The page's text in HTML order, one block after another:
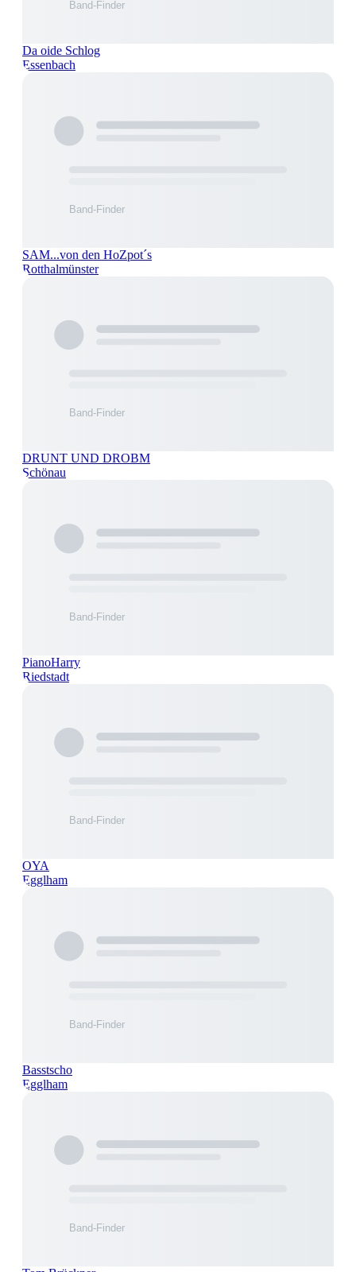
Da oide Schlog
Essenbach
SAM...von den HoZpot´s
Rotthalmünster
DRUNT UND DROBM
Schönau
PianoHarry
Riedstadt
OYA
Egglham
Basstscho
Egglham